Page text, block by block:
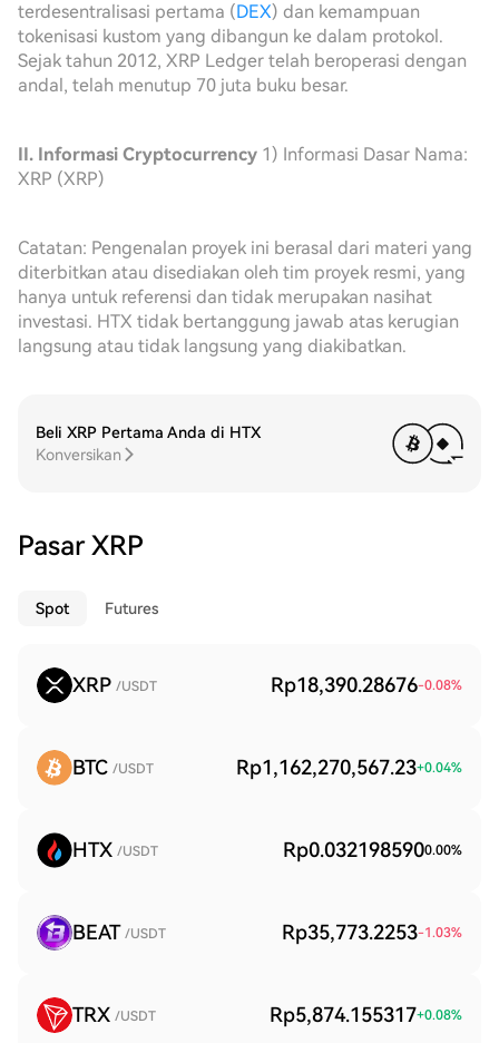
terdesentralisasi pertama (DEX) dan kemampuan
tokenisasi kustom yang dibangun ke dalam protokol.
Sejak tahun 2012, XRP Ledger telah beroperasi dengan
andal, telah menutup 70 juta buku besar.
II. Informasi Cryptocurrency 1) Informasi Dasar Nama:
XRP (XRP)
Catatan: Pengenalan proyek ini berasal dari materi yang
diterbitkan atau disediakan oleh tim proyek resmi, yang
hanya untuk referensi dan tidak merupakan nasihat
investasi. HTX tidak bertanggung jawab atas kerugian
langsung atau tidak langsung yang diakibatkan.
Beli XRP Pertama Anda di HTX
Konversikan
Pasar XRP
Spot Futures
XRP /USDT Rp18,390.28676-0.08%
BTC /USDT Rp1,162,270,567.23+0.04%
HTX /USDT Rp0.0321985900.00%
BEAT /USDT Rp35,773.2253-1.03%
TRX /USDT Rp5,874.155317+0.08%